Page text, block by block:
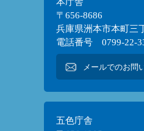
〒656-8686
兵庫県洲本市本町三
電話番号 0799-22-
メールでのお問
五色庁舎